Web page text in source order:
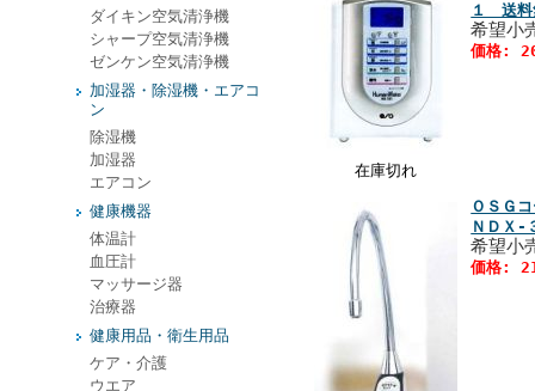
ダイキン空気清浄機
シャープ空気清浄機
ゼンケン空気清浄機
加湿器・除湿機・エアコ
ン
除湿機
加湿器
エアコン
健康機器
体温計
血圧計
マッサージ器
治療器
健康用品・衛生用品
ケア・介護
ウエア
在庫切れ
１ 送料
希望
価格:
ＯＳＧ
ＮＤＸ
希望
価格: